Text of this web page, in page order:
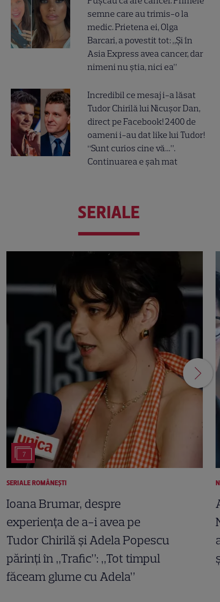
semne care au trimis-o la
medic. Prietena ei, Olga
Barcari, a povestit tot: „Și în
Asia Express avea cancer, dar
nimeni nu știa, nici ea”
Incredibil ce mesaj i-a lăsat
Tudor Chirilă lui Nicușor Dan,
direct pe Facebook! 2400 de
oameni i-au dat like lui Tudor!
“Sunt curios cine vă…”.
Continuarea e șah mat
SERIALE
7
SERIALE ROMÂNEŞTI
Ioana Brumar, despre
experiența de a-i avea pe
Tudor Chirilă și Adela Popescu
părinți în „Trafic”: „Tot timpul
făceam glume cu Adela”